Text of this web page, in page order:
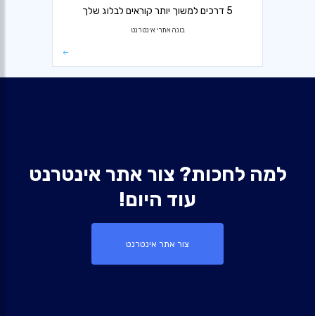
5 דרכים למשוך יותר קוראים לבלוג שלך
בונה אתרי אינטרנט
למה לחכות? צור אתר אינטרנט
עוד היום!
צור אתר אינטרנט